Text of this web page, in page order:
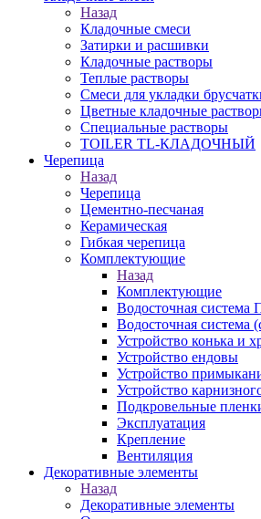
Назад
Кладочные смеси
Затирки и расшивки
Кладочные растворы
Теплые растворы
Смеси для укладки
Цветные кладочные
Специальные растворы
TOILER TL-КЛАДОЧНЫЙ
Черепица
Назад
Черепица
Цементно-песчаная
Керамическая
Гибкая черепица
Комплектующие
Назад
Комплектующие
Водосточная система
Водосточная система
Устройство конька и
Устройство ендовы
Устройство
Устройство
Подкровельные
Эксплуатация
Крепление
Вентиляция
Декоративные элементы
Назад
Декоративные элементы